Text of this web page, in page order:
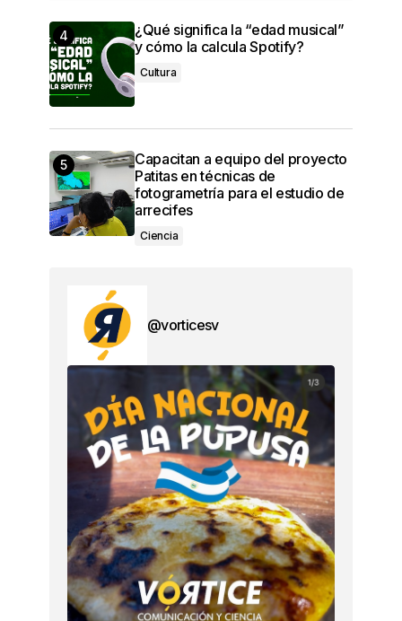
¿Qué significa la “edad musical”
y cómo la calcula Spotify?
Cultura
Capacitan a equipo del proyecto
Patitas en técnicas de
fotogrametría para el estudio de
arrecifes
Ciencia
@vorticesv